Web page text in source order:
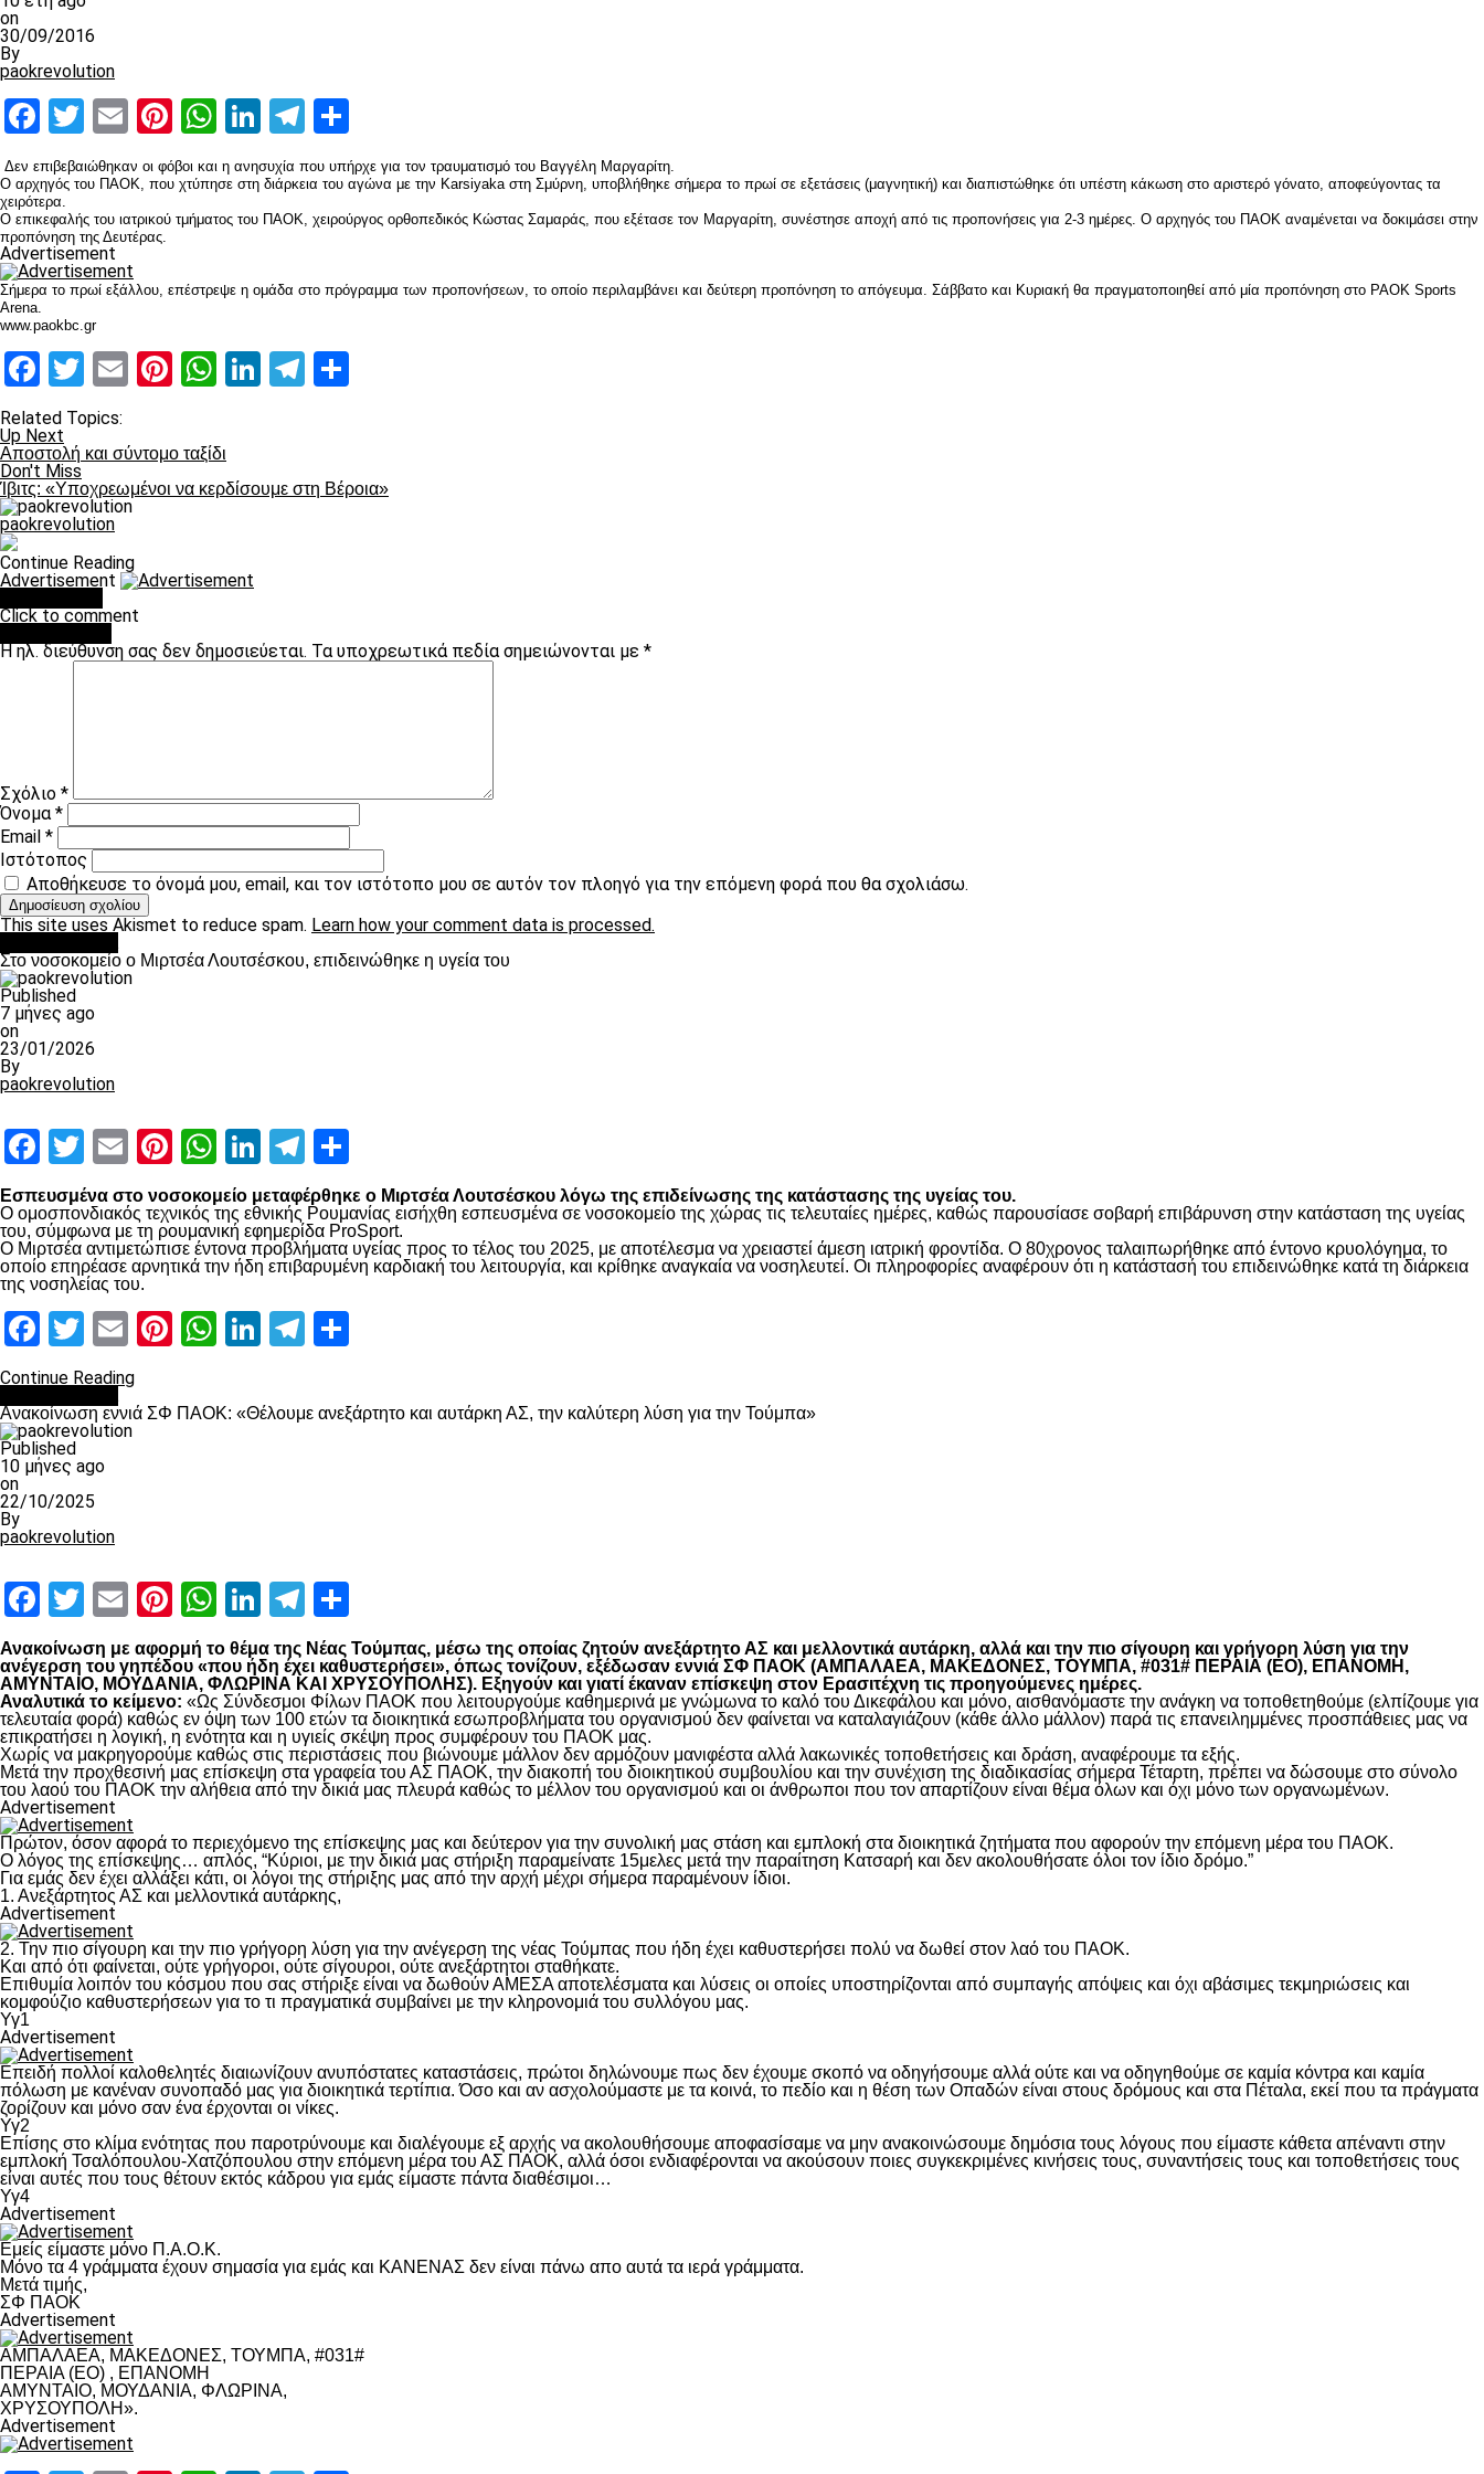
on
30/09/2016
By
paokrevolution
Facebook
Twitter
EmailPinterest
WhatsApp
LinkedIn
Telegram
Δεν επιβεβαιώθηκαν οι φόβοι και η ανησυχία που υπήρχε για τον τραυματισμό του Βαγγέλη Μαργαρίτη.
Ο αρχηγός του ΠΑΟΚ, που χτύπησε στη διάρκεια του αγώνα με την Karsiyaka στη Σμύρνη, υποβλήθηκε σήμερα το πρωί σε εξετάσεις (μαγνητική) και διαπιστώθηκε ότι υπέστη κάκωση στο αριστερό γόνατο, αποφεύγοντας τα
χειρότερα.
Ο επικεφαλής του ιατρικού τμήματος του ΠΑΟΚ, χειρούργος ορθοπεδικός Κώστας Σαμαράς, που εξέτασε τον Μαργαρίτη, συνέστησε αποχή από τις προπονήσεις για 2-3 ημέρες. Ο αρχηγός του ΠΑΟΚ αναμένεται να δοκιμάσει στην
προπόνηση της Δευτέρας.
Advertisement
Σήμερα το πρωί εξάλλου, επέστρεψε η ομάδα στο πρόγραμμα των προπονήσεων, το οποίο περιλαμβάνει και δεύτερη προπόνηση το απόγευμα. Σάββατο και Κυριακή θα πραγματοποιηθεί από μία προπόνηση στο PAOK Sports
Arena.
www.paokbc.gr
Facebook
Twitter
EmailPinterest
WhatsApp
LinkedIn
Telegram
Related Topics:
Up Next
Αποστολή και σύντομο ταξίδι
Don't Miss
Ίβιτς: «Υποχρεωμένοι να κερδίσουμε στη Βέροια»
paokrevolution
Continue Reading
Advertisement
Click to comment
Η ηλ. διεύθυνση σας δεν δημοσιεύεται. Τα υποχρεωτικά πεδία σημειώνονται με *
Σχόλιο *
Όνομα*
Email *
Ιστότοπος
Αποθήκευσε το όνομά μου, email, και τον ιστότοπο μου σε αυτόν τον πλοηγό για την επόμενη φορά που θα σχολιάσω.
This site uses Akismet to reduce spam. Learn how your comment data is processed.
Στο νοσοκομείο ο Μιρτσέα Λουτσέσκου, επιδεινώθηκε η υγεία του
Published
7 μήνες ago
on
23/01/2026
By
paokrevolution
Facebook
Twitter
EmailPinterest
WhatsApp
LinkedIn
Telegram
Εσπευσμένα στο νοσοκομείο μεταφέρθηκε ο Μιρτσέα Λουτσέσκου λόγω της επιδείνωσης της κατάστασης της υγείας του.
Ο ομοσπονδιακός τεχνικός της εθνικής Ρουμανίας εισήχθη εσπευσμένα σε νοσοκομείο της χώρας τις τελευταίες ημέρες, καθώς παρουσίασε σοβαρή επιβάρυνση στην κατάσταση της υγείας
του, σύμφωνα με τη ρουμανική εφημερίδα ProSport.
Ο Μιρτσέα αντιμετώπισε έντονα προβλήματα υγείας προς το τέλος του 2025, με αποτέλεσμα να χρειαστεί άμεση ιατρική φροντίδα. Ο 80χρονος ταλαιπωρήθηκε από έντονο κρυολόγημα, το
οποίο επηρέασε αρνητικά την ήδη επιβαρυμένη καρδιακή του λειτουργία, και κρίθηκε αναγκαία να νοσηλευτεί. Οι πληροφορίες αναφέρουν ότι η κατάστασή του επιδεινώθηκε κατά τη διάρκεια
της νοσηλείας του.
Facebook
Twitter
EmailPinterest
WhatsApp
LinkedIn
Telegram
Continue Reading
Ανακοίνωση εννιά ΣΦ ΠΑΟΚ: «Θέλουμε ανεξάρτητο και αυτάρκη ΑΣ, την καλύτερη λύση για την Τούμπα»
Published
10 μήνες ago
on
22/10/2025
By
paokrevolution
Facebook
Twitter
EmailPinterest
WhatsApp
LinkedIn
Telegram
Ανακοίνωση με αφορμή το θέμα της Νέας Τούμπας, μέσω της οποίας ζητούν ανεξάρτητο ΑΣ και μελλοντικά αυτάρκη, αλλά και την πιο σίγουρη και γρήγορη λύση για την
ανέγερση του γηπέδου «που ήδη έχει καθυστερήσει», όπως τονίζουν, εξέδωσαν εννιά ΣΦ ΠΑΟΚ (ΑΜΠΑΛΑΕΑ, ΜΑΚΕΔΟΝΕΣ, ΤΟΥΜΠΑ, #031# ΠΕΡΑΙΑ (ΕΟ), ΕΠΑΝΟΜΗ,
ΑΜΥΝΤΑΙΟ, ΜΟΥΔΑΝΙΑ, ΦΛΩΡΙΝΑ ΚΑΙ ΧΡΥΣΟΥΠΟΛΗΣ). Εξηγούν και γιατί έκαναν επίσκεψη στον Ερασιτέχνη τις προηγούμενες ημέρες.
Αναλυτικά το κείμενο: «Ως Σύνδεσμοι Φίλων ΠΑΟΚ που λειτουργούμε καθημερινά με γνώμωνα το καλό του Δικεφάλου και μόνο, αισθανόμαστε την ανάγκη να τοποθετηθούμε (ελπίζουμε για
τελευταία φορά) καθώς εν όψη των 100 ετών τα διοικητικά εσωπροβλήματα του οργανισμού δεν φαίνεται να καταλαγιάζουν (κάθε άλλο μάλλον) παρά τις επανειλημμένες προσπάθειες μας να
επικρατήσει η λογική, η ενότητα και η υγιείς σκέψη προς συμφέρουν του ΠΑΟΚ μας.
Χωρίς να μακρηγορούμε καθώς στις περιστάσεις που βιώνουμε μάλλον δεν αρμόζουν μανιφέστα αλλά λακωνικές τοποθετήσεις και δράση, αναφέρουμε τα εξής.
Μετά την προχθεσινή μας επίσκεψη στα γραφεία του ΑΣ ΠΑΟΚ, την διακοπή του διοικητικού συμβουλίου και την συνέχιση της διαδικασίας σήμερα Τέταρτη, πρέπει να δώσουμε στο σύνολο
του λαού του ΠΑΟΚ την αλήθεια από την δικιά μας πλευρά καθώς το μέλλον του οργανισμού και οι άνθρωποι που τον απαρτίζουν είναι θέμα όλων και όχι μόνο των οργανωμένων.
Advertisement
Πρώτον, όσον αφορά το περιεχόμενο της επίσκεψης μας και δεύτερον για την συνολική μας στάση και εμπλοκή στα διοικητικά ζητήματα που αφορούν την επόμενη μέρα του ΠΑΟΚ.
Ο λόγος της επίσκεψης… απλός, “Κύριοι, με την δικιά μας στήριξη παραμείνατε 15μελες μετά την παραίτηση Κατσαρή και δεν ακολουθήσατε όλοι τον ίδιο δρόμο.”
Για εμάς δεν έχει αλλάξει κάτι, οι λόγοι της στήριξης μας από την αρχή μέχρι σήμερα παραμένουν ίδιοι.
1. Ανεξάρτητος ΑΣ και μελλοντικά αυτάρκης,
Advertisement
2. Την πιο σίγουρη και την πιο γρήγορη λύση για την ανέγερση της νέας Τούμπας που ήδη έχει καθυστερήσει πολύ να δωθεί στον λαό του ΠΑΟΚ.
Και από ότι φαίνεται, ούτε γρήγοροι, ούτε σίγουροι, ούτε ανεξάρτητοι σταθήκατε.
Επιθυμία λοιπόν του κόσμου που σας στήριξε είναι να δωθούν ΑΜΕΣΑ αποτελέσματα και λύσεις οι οποίες υποστηρίζονται από συμπαγής απόψεις και όχι αβάσιμες τεκμηριώσεις και
κομφούζιο καθυστερήσεων για το τι πραγματικά συμβαίνει με την κληρονομιά του συλλόγου μας.
Υγ1
Advertisement
Επειδή πολλοί καλοθελητές διαιωνίζουν ανυπόστατες καταστάσεις, πρώτοι δηλώνουμε πως δεν έχουμε σκοπό να οδηγήσουμε αλλά ούτε και να οδηγηθούμε σε καμία κόντρα και καμία
πόλωση με κανέναν συνοπαδό μας για διοικητικά τερτίπια. Όσο και αν ασχολούμαστε με τα κοινά, το πεδίο και η θέση των Οπαδών είναι στους δρόμους και στα Πέταλα, εκεί που τα πράγματα
ζορίζουν και μόνο σαν ένα έρχονται οι νίκες.
Υγ2
Επίσης στο κλίμα ενότητας που παροτρύνουμε και διαλέγουμε εξ αρχής να ακολουθήσουμε αποφασίσαμε να μην ανακοινώσουμε δημόσια τους λόγους που είμαστε κάθετα απέναντι στην
εμπλοκή Τσαλόπουλου-Χατζόπουλου στην επόμενη μέρα του ΑΣ ΠΑΟΚ, αλλά όσοι ενδιαφέρονται να ακούσουν ποιες συγκεκριμένες κινήσεις τους, συναντήσεις τους και τοποθετήσεις τους
είναι αυτές που τους θέτουν εκτός κάδρου για εμάς είμαστε πάντα διαθέσιμοι…
Υγ4
Advertisement
Εμείς είμαστε μόνο Π.Α.Ο.Κ.
Μόνο τα 4 γράμματα έχουν σημασία για εμάς και ΚΑΝΕΝΑΣ δεν είναι πάνω απο αυτά τα ιερά γράμματα.
Μετά τιμής,
ΣΦ ΠΑΟΚ
Advertisement
ΑΜΠΑΛΑΕΑ, ΜΑΚΕΔΟΝΕΣ, ΤΟΥΜΠΑ, #031#
ΠΕΡΑΙΑ (ΕΟ) , ΕΠΑΝΟΜΗ
ΑΜΥΝΤΑΙΟ, ΜΟΥΔΑΝΙΑ, ΦΛΩΡΙΝΑ,
ΧΡΥΣΟΥΠΟΛΗ».
Advertisement